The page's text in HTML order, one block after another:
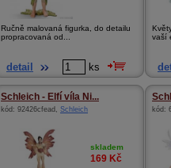
Ručně malovaná figurka, do detailu
propracovaná od...
detail ks
vaší
Schleich - Elfí víla Ni...
kód: 92426cfead , Schleich
skladem
169 Kč
kód: